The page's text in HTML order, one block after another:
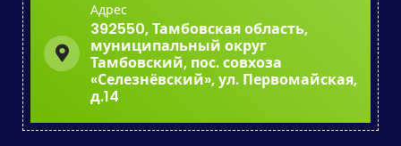
Адрес
392550, Тамбовская область,
муниципальный округ
Тамбовский, пос. совхоза
«Селезнёвский», ул. Первомайская,
д.14